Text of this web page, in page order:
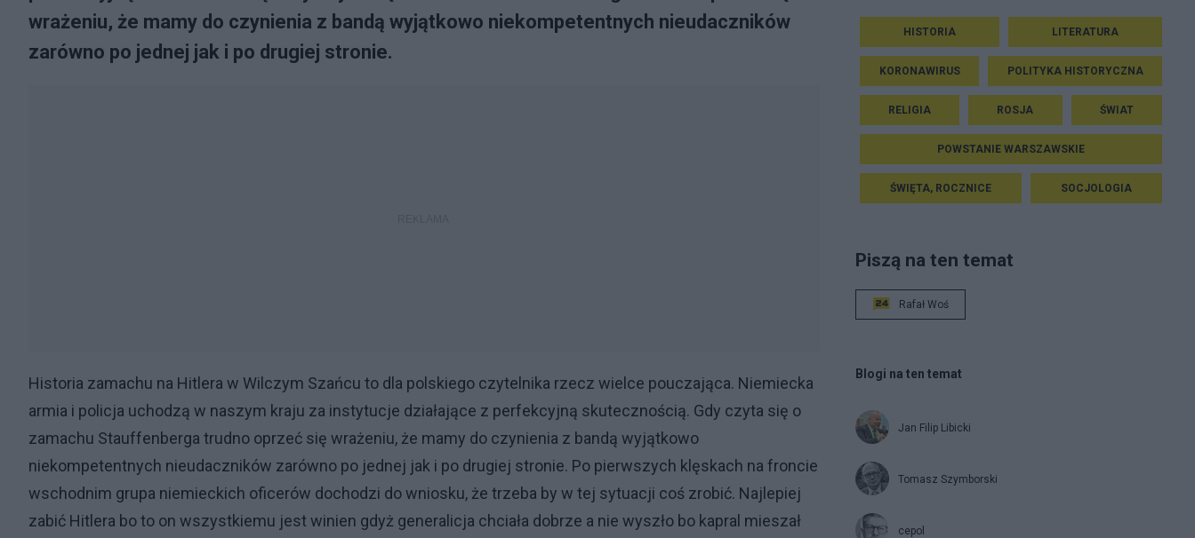
wrażeniu, że mamy do czynienia z bandą wyjątkowo niekompetentnych nieudaczników
zarówno po jednej jak i po drugiej stronie.
Historia zamachu na Hitlera w Wilczym Szańcu to dla polskiego czytelnika rzecz wielce pouczająca. Niemiecka
armia i policja uchodzą w naszym kraju za instytucje działające z perfekcyjną skutecznością. Gdy czyta się o
zamachu Stauffenberga trudno oprzeć się wrażeniu, że mamy do czynienia z bandą wyjątkowo
niekompetentnych nieudaczników zarówno po jednej jak i po drugiej stronie. Po pierwszych klęskach na froncie
wschodnim grupa niemieckich oficerów dochodzi do wniosku, że trzeba by w tej sytuacji coś zrobić. Najlepiej
zabić Hitlera bo to on wszystkiemu jest winien gdyż generalicja chciała dobrze a nie wyszło bo kapral mieszał
HISTORIA LITERATURA
KORONAWIRUS POLITYKA HISTORYCZNA
RELIGIA ROSJA ŚWIAT
POWSTANIE WARSZAWSKIE
ŚWIĘTA, ROCZNICE SOCJOLOGIA
Piszą na ten temat
Rafał Woś
Blogi na ten temat
Jan Filip Libicki
Tomasz Szymborski
cepol